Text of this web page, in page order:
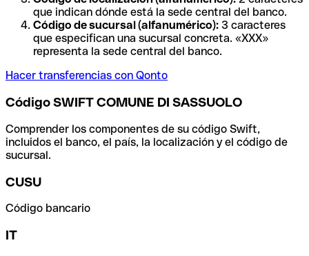
que indican dónde está la sede central del banco.
Código de sucursal (alfanumérico): 3 caracteres
que especifican una sucursal concreta. «XXX»
representa la sede central del banco.
Hacer transferencias con Qonto
Código SWIFT COMUNE DI SASSUOLO
Comprender los componentes de su código Swift,
incluidos el banco, el país, la localización y el código de
sucursal.
CUSU
Código bancario
IT